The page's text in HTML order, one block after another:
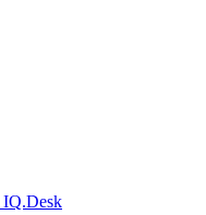
IQ.Desk